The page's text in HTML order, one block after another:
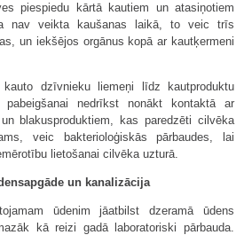
piespiedu kārtā kautiem un atasiņotiem
nav veikta kaušanas laikā, to veic trīs
un iekšējos orgānus kopā ar kautķermeni
dzīvnieku liemeņi līdz kautproduktu
pabeigšanai nedrīkst nonākt kontaktā ar
blakusproduktiem, kas paredzēti cilvēka
veic bakterioloģiskās pārbaudes, lai
lietošanai cilvēka uzturā.
un kanalizācija
ūdenim jāatbilst dzeramā ūdens
kā reizi gadā laboratoriski pārbauda.